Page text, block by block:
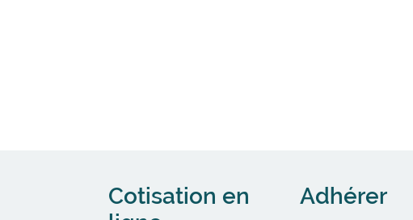
Cotisation en
Adhérer